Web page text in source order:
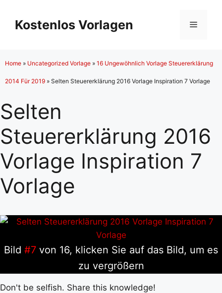
Inhalt
springen
Kostenlos Vorlagen Menü
Home » Uncategorized Vorlage » 16 Ungewöhnlich Vorlage Steuererklärung
2014 Für 2019 » Selten Steuererklärung 2016 Vorlage Inspiration 7 Vorlage
Selten
Steuererklärung 2016
Vorlage Inspiration 7
Vorlage
Bild #7 von 16, klicken Sie auf das Bild, um es
zu vergrößern
Don't be selfish. Share this knowledge!